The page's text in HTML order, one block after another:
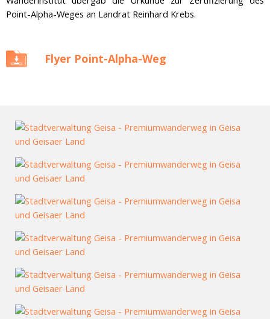
Point-Alpha-Weges an Landrat Reinhard Krebs.
Flyer Point-Alpha-Weg